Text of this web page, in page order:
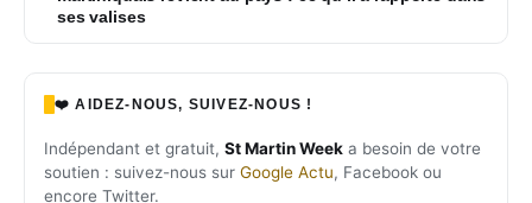
ses valises
❤️ AIDEZ-NOUS, SUIVEZ-NOUS !
Indépendant et gratuit, St Martin Week a besoin de votre
soutien : suivez-nous sur Google Actu, Facebook ou
encore Twitter.